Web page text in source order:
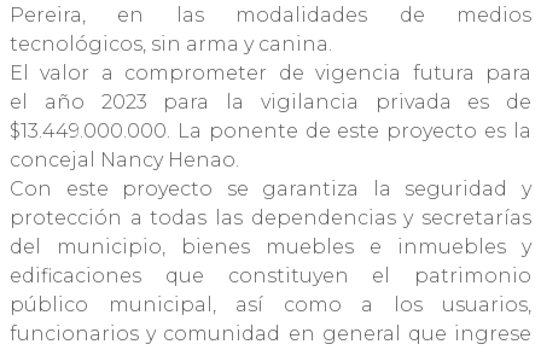
Pereira, en las modalidades de medios
tecnológicos, sin arma y canina.
El valor a comprometer de vigencia futura para
el año 2023 para la vigilancia privada es de
$13.449.000.000. La ponente de este proyecto es la
concejal Nancy Henao.
Con este proyecto se garantiza la seguridad y
protección a todas las dependencias y secretarías
del municipio, bienes muebles e inmuebles y
edificaciones que constituyen el patrimonio
público municipal, así como a los usuarios,
funcionarios y comunidad en general que ingrese